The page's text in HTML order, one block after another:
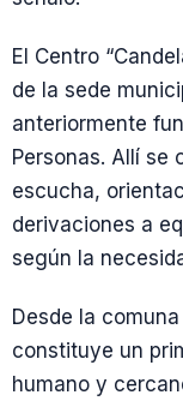
El Centro
de la sede
anteriormente
Personas. Allí se
escucha,
derivaciones a
según la
Desde la
constituye un
humano y